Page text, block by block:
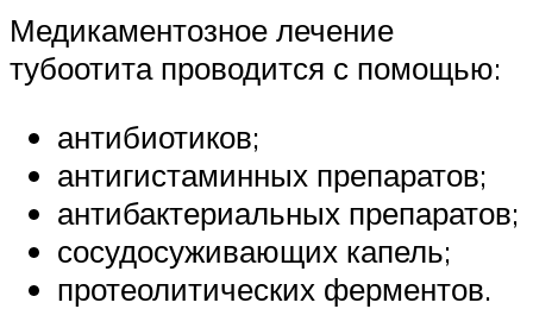
Медикаментозное лечение
тубоотита проводится с помощью:
антибиотиков;
антигистаминных препаратов;
антибактериальных препаратов;
сосудосуживающих капель;
протеолитических ферментов.